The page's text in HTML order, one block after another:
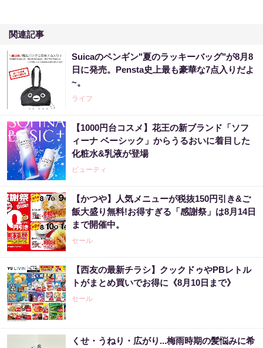
関連記事
Suicaのペンギン"夏のラッキーバッグ"が8月8
日に発売。Pensta史上最も豪華な7点入りだよ
~。
ライフ
【1000円台コスメ】花王の新ブランド「ソフ
ィーナ ベーシック」からうるおいに着目した
化粧水&乳液が登場
ビューティ
【かつや】人気メニューが税抜150円引き&ご
飯大盛り無料!お得すぎる「感謝祭」は8月14日
まで開催中。
セール
【西友の最新チラシ】クックドゥやPBレトル
トがまとめ買いでお得に《8月10日まで》
セール
くせ・うねり・広がり...梅雨時期の髪悩みに希